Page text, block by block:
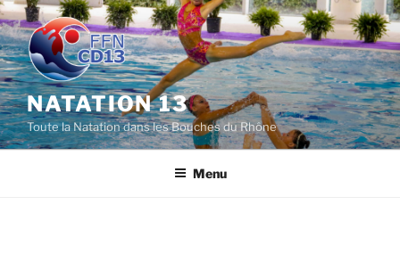
Aller
au
contenu
principal
NATATION 13
Toute la Natation dans les Bouches du Rhône
Menu